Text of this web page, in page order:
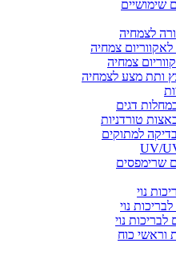
שימושיים
לצמחיה
צמחיה
צמחיה
ותת מצע לצמחיה
דגים
טורדניות
למתוקים
שרימפסים
נוי
נוי
לבריכות נוי
וראשי כוח